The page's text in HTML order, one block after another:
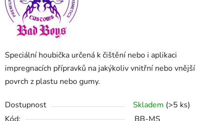
Speciální houbička určená k čištění nebo i aplikaci
impregnacích přípravků na jakýkoliv vnitřní nebo vnější
povrch z plastu nebo gumy.
Dostupnost Skladem (>5 ks)